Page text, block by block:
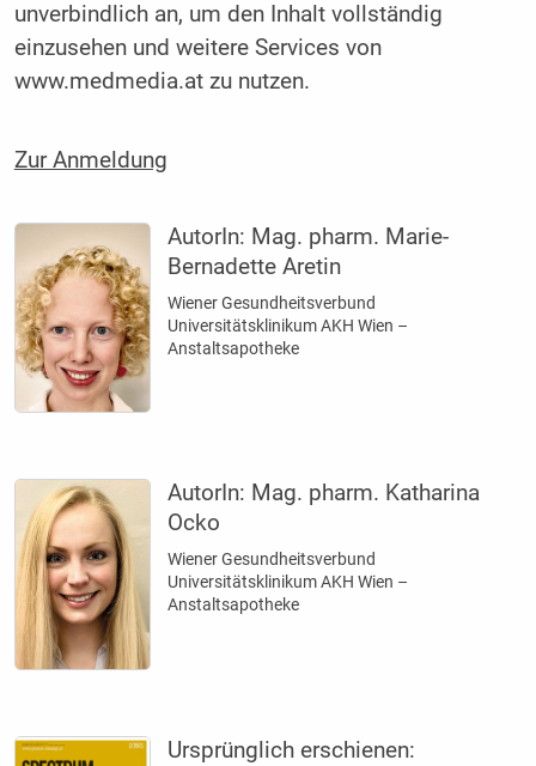
unverbindlich an, um den Inhalt vollständig
einzusehen und weitere Services von
www.medmedia.at zu nutzen.
Zur Anmeldung
AutorIn: Mag. pharm. Marie-
Bernadette Aretin
Wiener Gesundheitsverbund
Universitätsklinikum AKH Wien –
Anstaltsapotheke
AutorIn: Mag. pharm. Katharina
Ocko
Wiener Gesundheitsverbund
Universitätsklinikum AKH Wien –
Anstaltsapotheke
Ursprünglich erschienen: